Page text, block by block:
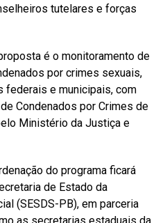
tutelares e forças
é o monitoramento de
por crimes sexuais,
federais e municipais, com
Condenados por Crimes de
Ministério da Justiça e
do programa ficará
de Estado da
(SESDS-PB), em parceria